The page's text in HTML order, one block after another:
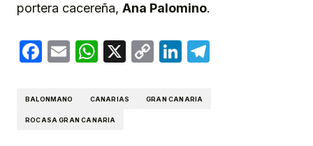
portera cacereña, Ana Palomino.
Facebook
EmailWhatsApp
X
CopyLinkedIn
BALONMANO CANARIAS GRAN CANARIA
ROCASA GRAN CANARIA